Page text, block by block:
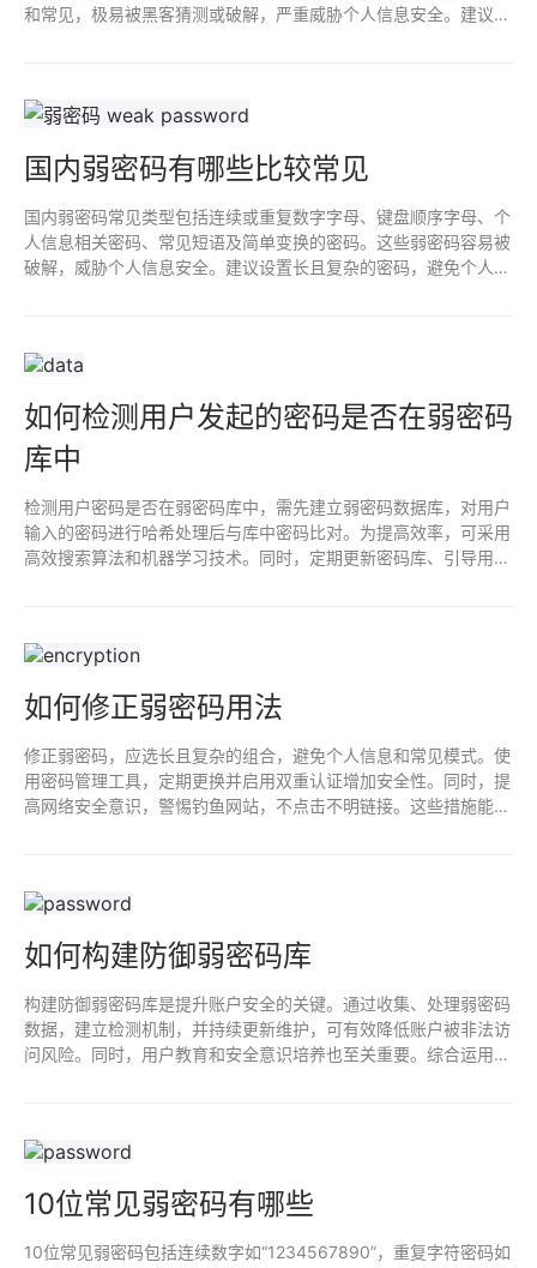
和常见，极易被黑客猜测或破解，严重威胁个人信息安全。建议设
国内弱密码有哪些比较常见
国内弱密码常见类型包括连续或重复数字字母、键盘顺序字母、个
人信息相关密码、常见短语及简单变换的密码。这些弱密码容易被
破解，威胁个人信息安全。建议设置长且复杂的密码，避免个人信
如何检测用户发起的密码是否在弱密码
库中
检测用户密码是否在弱密码库中，需先建立弱密码数据库，对用户
输入的密码进行哈希处理后与库中密码比对。为提高效率，可采用
高效搜索算法和机器学习技术。同时，定期更新密码库、引导用户
如何修正弱密码用法
修正弱密码，应选长且复杂的组合，避免个人信息和常见模式。使
用密码管理工具，定期更换并启用双重认证增加安全性。同时，提
高网络安全意识，警惕钓鱼网站，不点击不明链接。这些措施能有
如何构建防御弱密码库
构建防御弱密码库是提升账户安全的关键。通过收集、处理弱密码
数据，建立检测机制，并持续更新维护，可有效降低账户被非法访
问风险。同时，用户教育和安全意识培养也至关重要。综合运用这
10位常见弱密码有哪些
10位常见弱密码包括连续数字如“1234567890”，重复字符密码如